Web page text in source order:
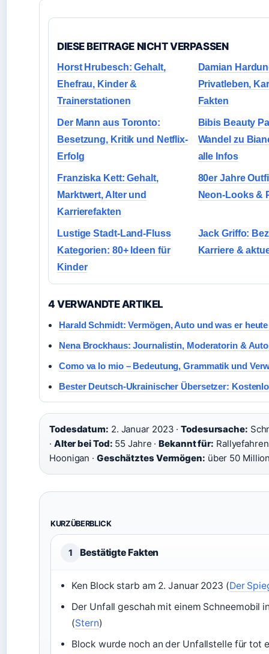
DIESE BEITRAGE NICHT VERPASSEN
Horst Hrubesch: Gehalt,
Ehefrau, Kinder &
Trainerstationen
Damian
Privatleben,
Fakten
Der Mann aus Toronto:
Besetzung, Kritik und Netflix-
Erfolg
Bibis Beauty
Wandel zu
alle Infos
Franziska Kett: Gehalt,
Marktwert, Alter und
Karrierefakten
80er Jahre
Neon-Looks &
Lustige Stadt-Land-Fluss
Kategorien: 80+ Ideen für
Kinder
Jack Griffo:
Karriere &
4 VERWANDTE ARTIKEL
Harald Schmidt: Vermögen, Auto und was er
Nena Brockhaus: Journalistin, Moderatorin &
Como va lo mio – Bedeutung, Grammatik und
Bester Deutsch-Ukrainischer Übersetzer:
Todesdatum: 2. Januar 2023 ·Todesursache:
· Alter bei Tod: 55 Jahre ·Bekannt für:
Hoonigan · Geschätztes Vermögen: über 50
KURZÜBERBLICK
1 Bestätigte Fakten
Ken Block starb am 2. Januar 2023 (Der
Der Unfall geschah mit einem Schneemobil
(Stern)
Block wurde noch an der Unfallstelle für tot